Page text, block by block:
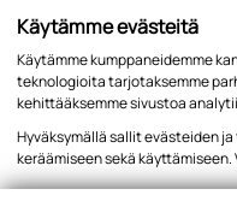
Materiaalipankki
Yhteystiedot
Jälleenmyyjät
Käytämme evästeitä
Käytämme kumppaneidemme
teknologioita tarjotaksemme
kehittääksemme sivustoa
Hyväksymällä sallit evästeiden
keräämiseen sekä
kautta klikkaamalla “Asetukset”